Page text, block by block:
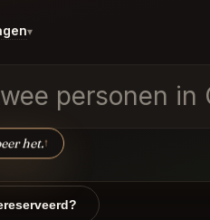
▾
personen in
het.↑